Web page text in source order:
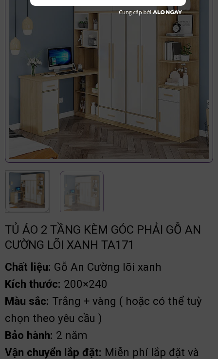
TỦ ÁO 2 TẦNG KÈM GÓC PHẢI GỖ AN
CƯỜNG LÕI XANH TA171
Chất liệu: Gỗ An Cường lõi xanh
Kích thước: 200×240
Màu sắc: Trắng + vàng ( hoặc có thể tuỳ
chọn theo yêu cầu )
Bảo hành: 2 năm
Vận chuyển lắp đặt: Miễn phí lắp đặt và